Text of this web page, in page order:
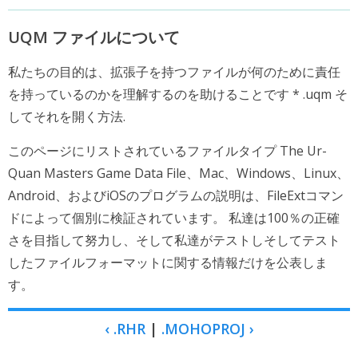
UQM ファイルについて
私たちの目的は、拡張子を持つファイルが何のために責任
を持っているのかを理解するのを助けることです * .uqm そ
してそれを開く方法.
このページにリストされているファイルタイプ The Ur-
Quan Masters Game Data File、Mac、Windows、Linux、
Android、およびiOSのプログラムの説明は、FileExtコマン
ドによって個別に検証されています。 私達は100％の正確
さを目指して努力し、そして私達がテストしそしてテスト
したファイルフォーマットに関する情報だけを公表しま
す。
‹ .RHR| .MOHOPROJ ›